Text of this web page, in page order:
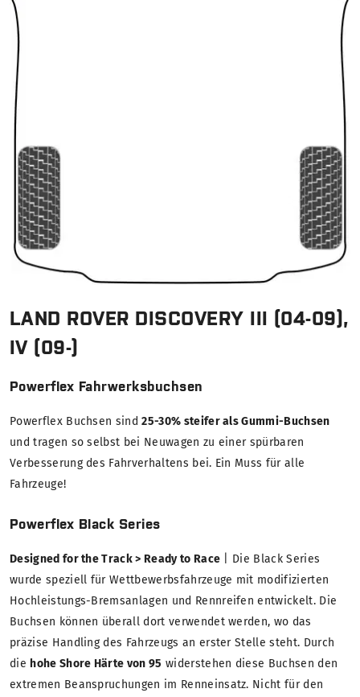
LAND ROVER DISCOVERY III (04-09),
IV (09-)
Powerflex Fahrwerksbuchsen
Powerflex Buchsen sind25-30% steifer als Gummi-Buchsen
und tragen so selbst bei Neuwagen zu einer spürbaren
Verbesserung des Fahrverhaltens bei. Ein Muss für alle
Fahrzeuge!
Powerflex Black Series
Designed for the Track > Ready to Race | Die Black Series
wurde speziell für Wettbewerbsfahrzeuge mit modifizierten
Hochleistungs-Bremsanlagen und Rennreifen entwickelt. Die
Buchsen können überall dort verwendet werden, wo das
präzise Handling des Fahrzeugs an erster Stelle steht. Durch
die hohe Shore Härte von 95 widerstehen diese Buchsen den
extremen Beanspruchungen im Renneinsatz. Nicht für den